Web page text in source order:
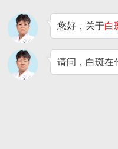
您好，关于白
请问，白斑在